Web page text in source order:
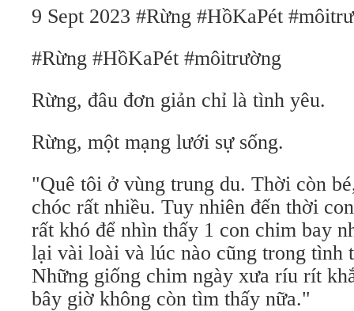
9 Sept 2023 #Rừng #HồKaPét
#Rừng #HồKaPét #môitrường
Rừng, đâu đơn giản chỉ là tình yêu.
Rừng, một mạng lưới sự sống.
"Quê tôi ở vùng trung du. Thời còn
chóc rất nhiều. Tuy nhiên đến thời
rất khó để nhìn thấy 1 con chim bay
lại vài loài và lúc nào cũng trong tình
Những giống chim ngày xưa ríu rít
bây giờ không còn tìm thấy nữa."